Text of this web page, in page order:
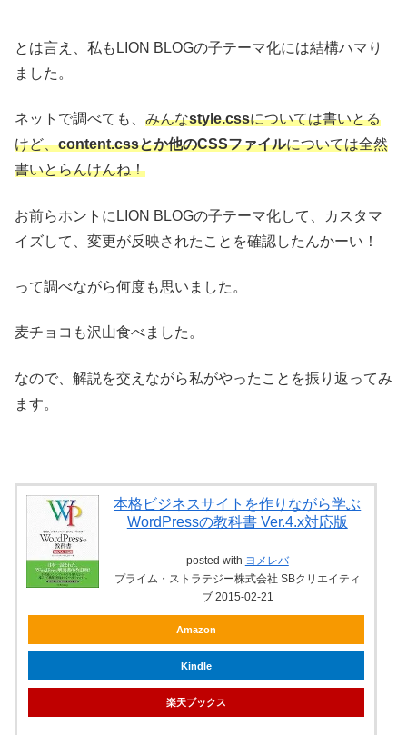
とは言え、私もLION BLOGの子テーマ化には結構ハマり
ました。
ネットで調べても、 みんなstyle.cssについては書いとる
けど、content.cssとか他のCSSファイルについては全然
書いとらんけんね！
お前らホントにLION BLOGの子テーマ化して、カスタマ
イズして、変更が反映されたことを確認したんかーい！
って調べながら何度も思いました。
麦チョコも沢山食べました。
なので、解説を交えながら私がやったことを振り返ってみ
ます。
本格ビジネスサイトを作りながら学ぶ
WordPressの教科書 Ver.4.x対応版
posted with ヨメレバ
プライム・ストラテジー株式会社 SBクリエイティ
ブ 2015-02-21
Amazon
Kindle
楽天ブックス